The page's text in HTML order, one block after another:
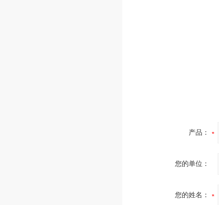
产品：
您的单位：
您的姓名：